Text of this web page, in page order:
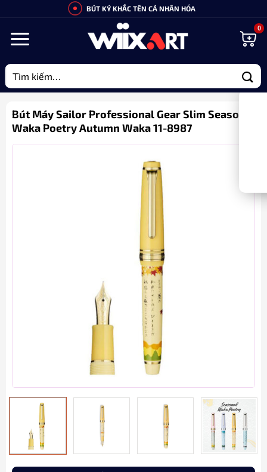
nội
BÚT KÝ KHẮC TÊN CÁ NHÂN HÓA
Tìm
kiếm:
Bút Máy Sailor Professional Gear Slim Seasonal
Waka Poetry Autumn Waka 11-8987